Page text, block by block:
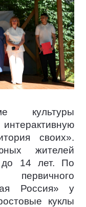
культуры
своих».
жителей
до 14 лет. По
первичного
Россия» у
куклы